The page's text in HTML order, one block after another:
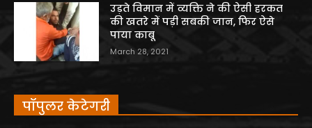
उड़ते विमान में व्यक्ति ने की ऐसी हरकत
की खतरे में पड़ी सबकी जान, फिर ऐसे
पाया काबू
March 28, 2021
पॉपुलर केटेगरी